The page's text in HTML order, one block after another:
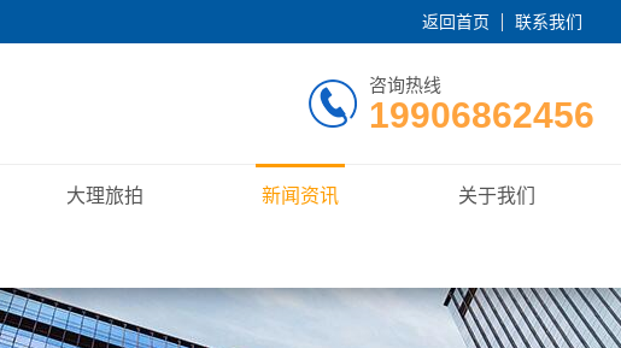
返回首页 联系我们
咨询热线
19906862456
大理旅拍 新闻资讯 关于我们